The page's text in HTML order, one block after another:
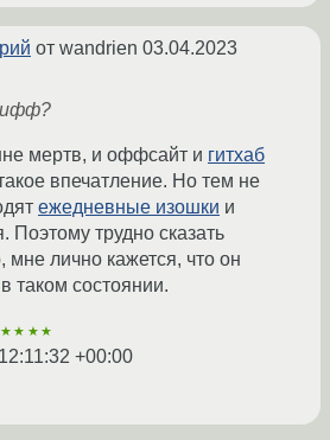
от wandrien 03.04.2023
мертв, и оффсайт и гитхаб
впечатление. Но тем не
ежедневные изошки и
Поэтому трудно сказать
мне лично кажется, что он
таком состоянии.
+00:00